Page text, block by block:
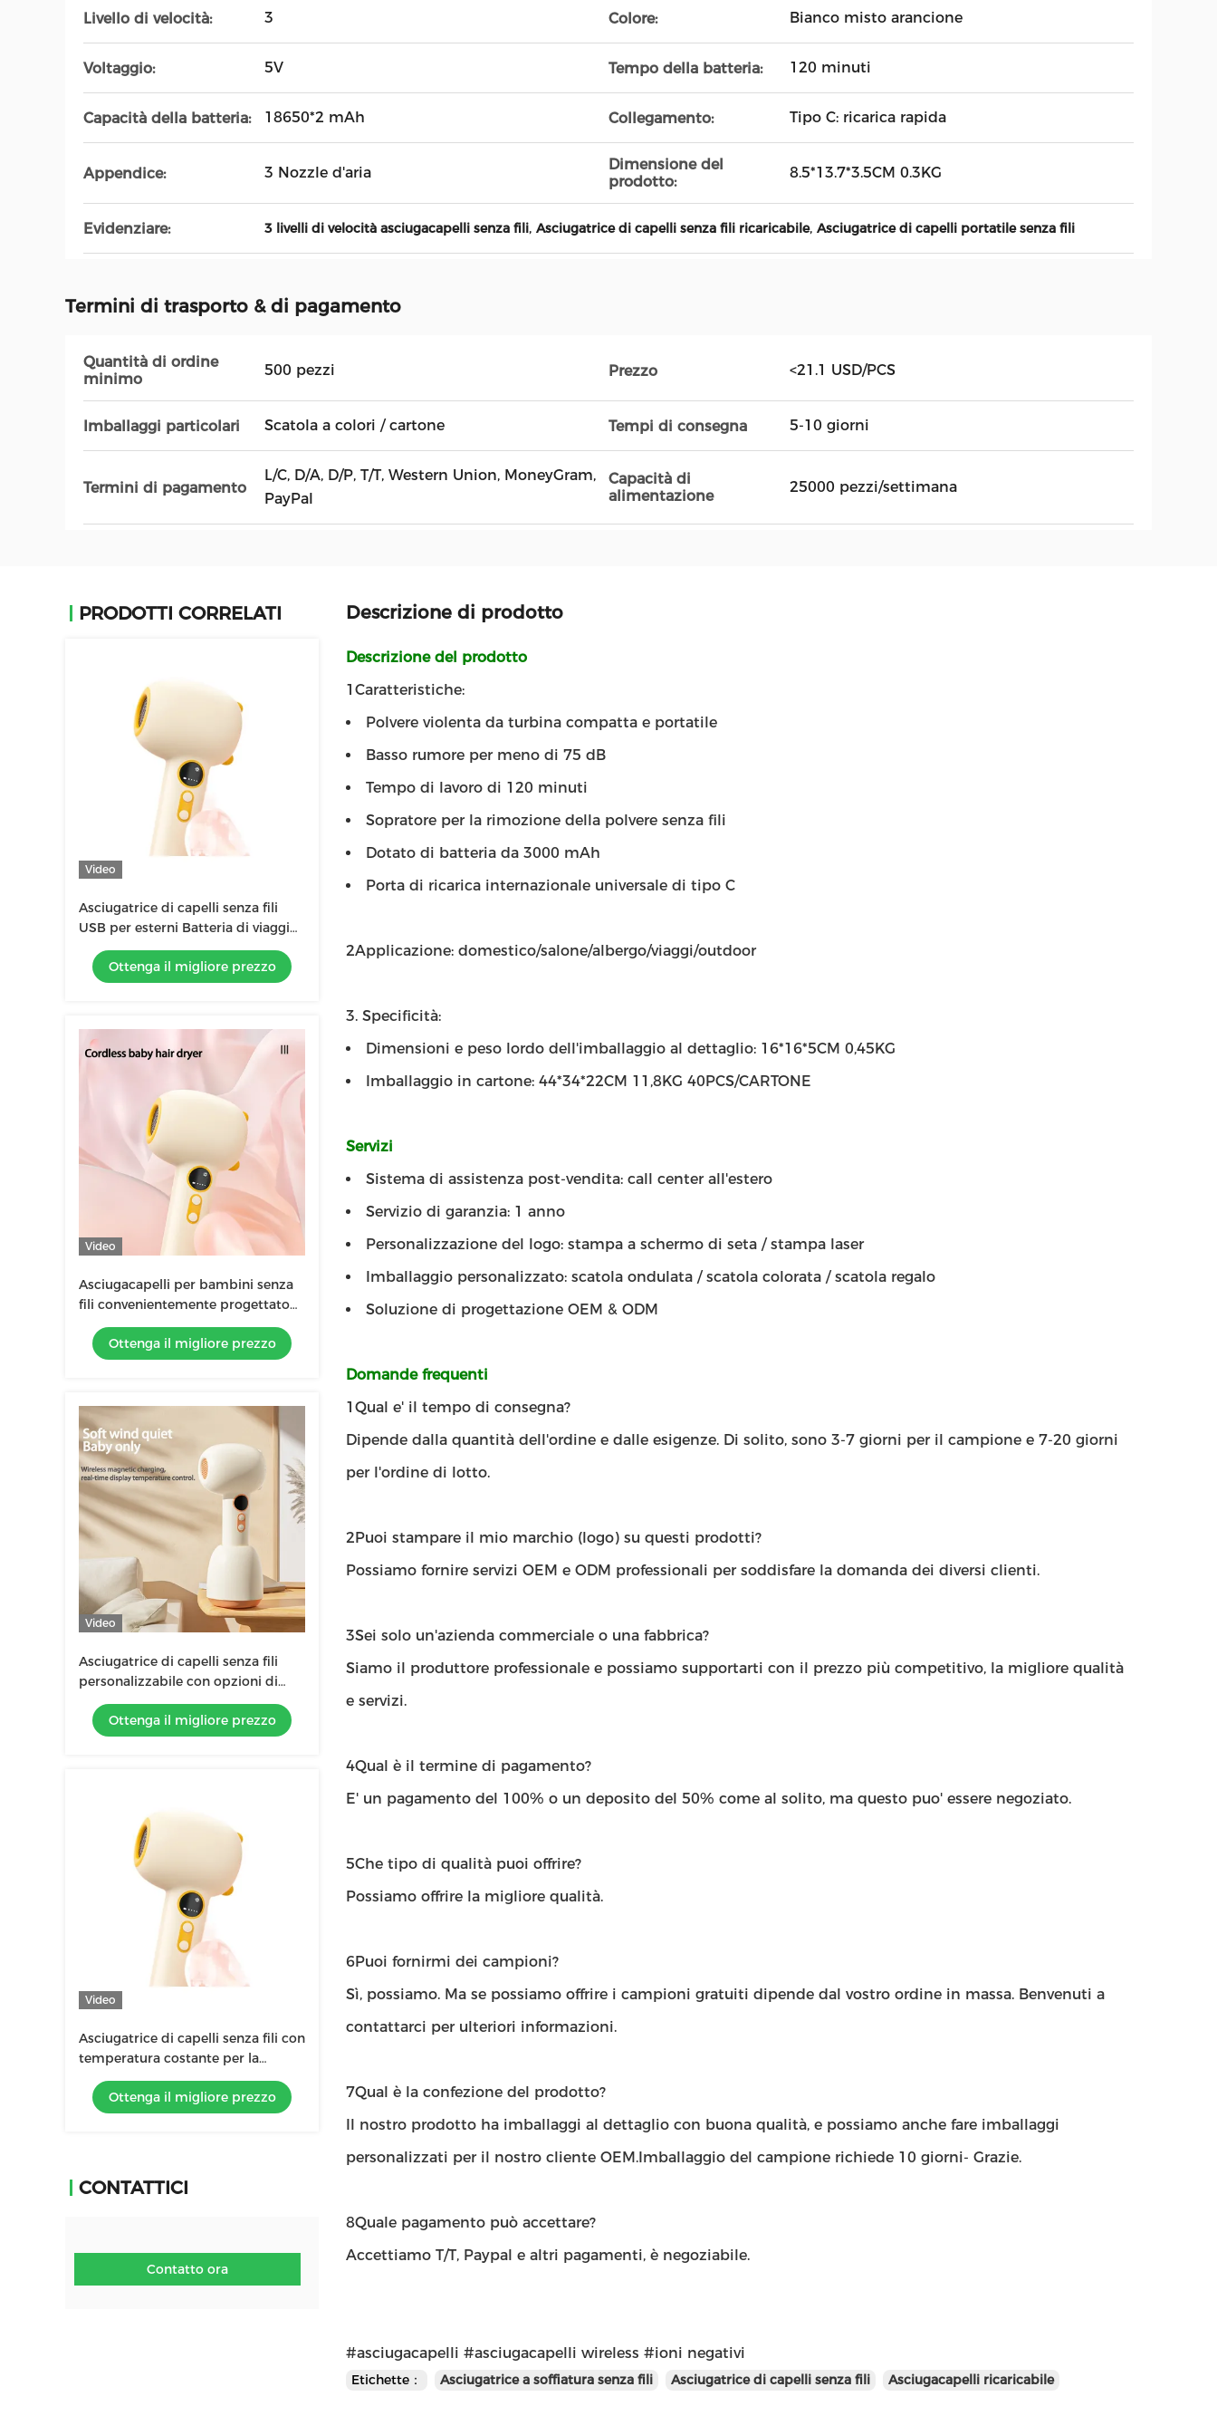
Livello di velocità: 3 Colore: Bianco misto arancione
Voltaggio: 5V Tempo della batteria: 120 minuti
Capacità della batteria: 18650*2 mAh Collegamento: Tipo C: ricarica rapida
Appendice: 3 Nozzle d'aria
Dimensione del
prodotto:
8.5*13.7*3.5CM 0.3KG
Evidenziare: 3 livelli di velocità asciugacapelli senza fili, Asciugatrice di capelli senza fili ricaricabile, Asciugatrice di capelli portatile senza fili
Termini di trasporto & di pagamento
Quantità di ordine
minimo
500 pezzi Prezzo <21.1 USD/PCS
Imballaggi particolari Scatola a colori / cartone Tempi di consegna 5-10 giorni
Termini di pagamento
L/C, D/A, D/P, T/T, Western Union, MoneyGram,
PayPal
Capacità di
alimentazione
25000 pezzi/settimana
PRODOTTI CORRELATI
Video
Asciugatrice di capelli senza fili
USB per esterni Batteria di viaggio
Mini asciugatrice di capelli
portatile carica Asciugatrice senza
Ottenga il migliore prezzo
Video
Asciugacapelli per bambini senza
fili convenientemente progettato
con base di ricarica GW 0.7KG
Giallo / Blu
Ottenga il migliore prezzo
Video
Asciugatrice di capelli senza fili
personalizzabile con opzioni di
personalizzazione e colore
Ottenga il migliore prezzo
Video
Asciugatrice di capelli senza fili con
temperatura costante per la
protezione della pelle del bambino
Ottenga il migliore prezzo
CONTATTICI
Contatto ora
Descrizione di prodotto
Descrizione del prodotto
1Caratteristiche:
Polvere violenta da turbina compatta e portatile
Basso rumore per meno di 75 dB
Tempo di lavoro di 120 minuti
Sopratore per la rimozione della polvere senza fili
Dotato di batteria da 3000 mAh
Porta di ricarica internazionale universale di tipo C
2Applicazione: domestico/salone/albergo/viaggi/outdoor
3. Specificità:
Dimensioni e peso lordo dell'imballaggio al dettaglio: 16*16*5CM 0,45KG
Imballaggio in cartone: 44*34*22CM 11,8KG 40PCS/CARTONE
Servizi
Sistema di assistenza post-vendita: call center all'estero
Servizio di garanzia: 1 anno
Personalizzazione del logo: stampa a schermo di seta / stampa laser
Imballaggio personalizzato: scatola ondulata / scatola colorata / scatola regalo
Soluzione di progettazione OEM & ODM
Domande frequenti
1Qual e' il tempo di consegna?
Dipende dalla quantità dell'ordine e dalle esigenze. Di solito, sono 3-7 giorni per il campione e 7-20 giorni
per l'ordine di lotto.
2Puoi stampare il mio marchio (logo) su questi prodotti?
Possiamo fornire servizi OEM e ODM professionali per soddisfare la domanda dei diversi clienti.
3Sei solo un'azienda commerciale o una fabbrica?
Siamo il produttore professionale e possiamo supportarti con il prezzo più competitivo, la migliore qualità
e servizi.
4Qual è il termine di pagamento?
E' un pagamento del 100% o un deposito del 50% come al solito, ma questo puo' essere negoziato.
5Che tipo di qualità puoi offrire?
Possiamo offrire la migliore qualità.
6Puoi fornirmi dei campioni?
Sì, possiamo. Ma se possiamo offrire i campioni gratuiti dipende dal vostro ordine in massa. Benvenuti a
contattarci per ulteriori informazioni.
7Qual è la confezione del prodotto?
Il nostro prodotto ha imballaggi al dettaglio con buona qualità, e possiamo anche fare imballaggi
personalizzati per il nostro cliente OEM.Imballaggio del campione richiede 10 giorni- Grazie.
8Quale pagamento può accettare?
Accettiamo T/T, Paypal e altri pagamenti, è negoziabile.
#asciugacapelli #asciugacapelli wireless #ioni negativi
Etichette： Asciugatrice a soffiatura senza fili Asciugatrice di capelli senza fili Asciugacapelli ricaricabile